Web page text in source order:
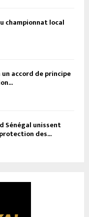
championnat local
accord de principe
Sénégal unissent
des...